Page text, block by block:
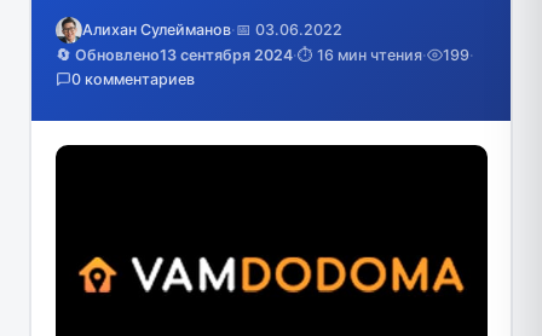
Алихан Сулейманов·📅 03.06.2022
🔄 Обновлено13 сентября 2024·⏱️ 16 мин чтения· 199·
0 комментариев